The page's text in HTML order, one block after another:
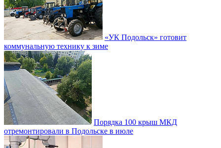
«УК Подольск» готовит
коммунальную технику к зиме
Порядка 100 крыш МКД
отремонтировали в Подольске в июле